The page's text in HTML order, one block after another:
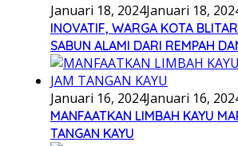
Januari 18, 2024Januari 18,
INOVATIF, WARGA KOTA
SABUN ALAMI DARI REMPAH
Januari 16, 2024Januari 16,
MANFAATKAN LIMBAH KAYU
TANGAN KAYU